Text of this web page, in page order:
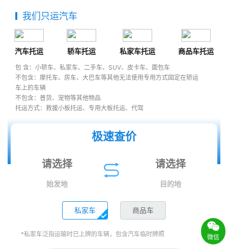
我们只运汽车
汽车托运 轿车托运 私家车托运 商品车托运
包 含：小轿车、私家车、二手车、SUV、皮卡车、面包车
不包含：摩托车、房车、大巴车等其他无法使用专用方式固定在轿运
车上的车辆
不包含：普货、宠物等其他物品
托运方式：救援小板托运、专用大板托运、代驾
极速查价
始发地 目的地
私家车 商品车
*私家车泛指运输时已上牌的车辆，包含汽车临时牌照 微信